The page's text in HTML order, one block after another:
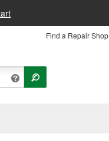
Find a Repair Shop